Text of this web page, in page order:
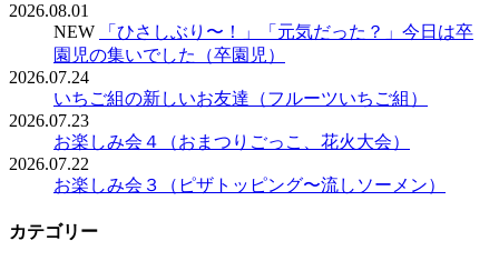
2026.08.01
NEW
「ひさしぶり〜！」「元気だった？」今日は卒
園児の集いでした（卒園児）
2026.07.24
いちご組の新しいお友達（フルーツいちご組）
2026.07.23
お楽しみ会４（おまつりごっこ、花火大会）
2026.07.22
お楽しみ会３（ピザトッピング〜流しソーメン）
カテゴリー